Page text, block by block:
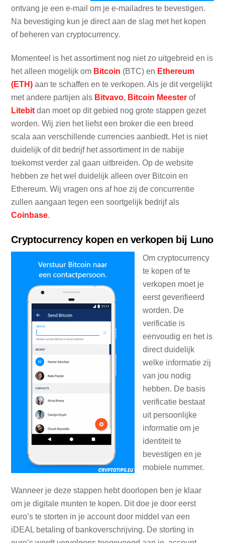
ontvang je een e-mail om je e-mailadres te bevestigen.
Na bevestiging kun je direct aan de slag met het kopen
of beheren van cryptocurrency.
Momenteel is het assortiment nog niet zo uitgebreid en is
het alleen mogelijk om Bitcoin (BTC) en Ethereum
(ETH) aan te schaffen en te verkopen. Als je dit vergelijkt
met andere partijen als Bitvavo, Bitcoin Meester of
Litebit dan moet op dit gebied nog grote stappen gezet
worden. Wij zien het liefst een broker die een breed
scala aan verschillende currencies aanbiedt. Het is niet
duidelijk of dit bedrijf het assortiment in de nabije
toekomst verder zal gaan uitbreiden. Op de website
hebben ze het wel duidelijk alleen over Bitcoin en
Ethereum. Wij vragen ons af hoe zij de concurrentie
zullen aangaan tegen een soortgelijk bedrijf als
Coinbase.
Cryptocurrency kopen en verkopen bij Luno
Om cryptocurrency
te kopen of te
verkopen moet je
eerst geverifieerd
worden. De
verificatie is
eenvoudig en het is
direct duidelijk
welke informatie zij
van jou nodig
hebben. De basis
verificatie bestaat
uit persoonlijke
informatie om je
identiteit te
bevestigen en je
mobiele nummer.
Wanneer je deze stappen hebt doorlopen ben je klaar
om je digitale munten te kopen. Dit doe je door eerst
euro’s te storten in je account door middel van een
iDEAL betaling of bankoverschrijving. De storting in